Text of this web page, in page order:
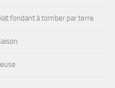
fondant à tomber par terre